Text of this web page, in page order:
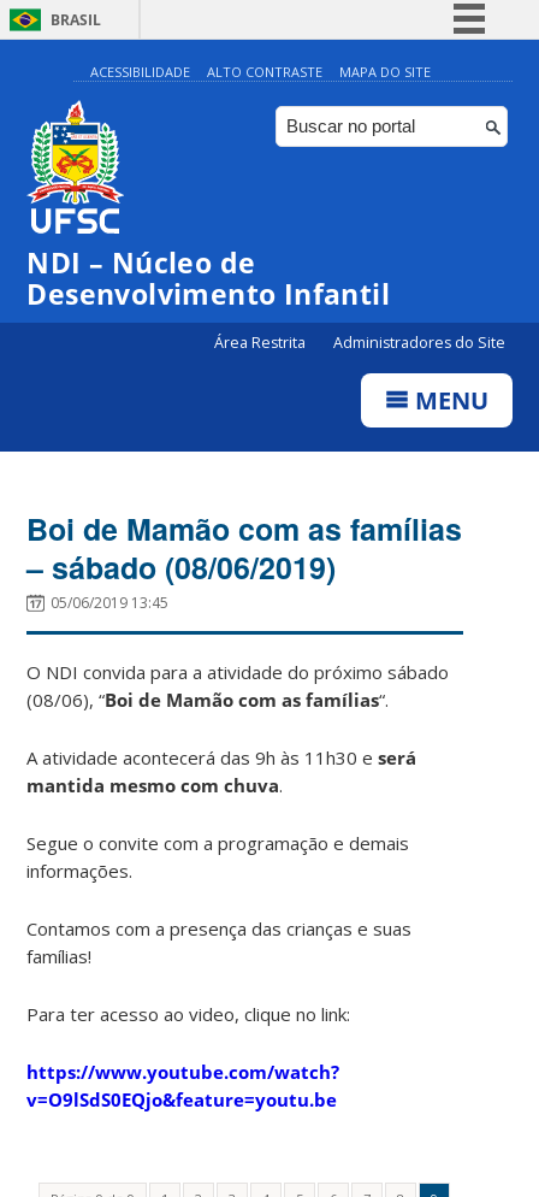
BRASIL
Simplifique!
Comunica BR
Participe
ACESSIBILIDADE ALTO CONTRASTE MAPA DO SITE
NDI – Núcleo de
Desenvolvimento Infantil
Área Restrita Administradores do Site
MENU
Boi de Mamão com as famílias
– sábado (08/06/2019)
05/06/2019 13:45
O NDI convida para a atividade do próximo sábado
(08/06), “Boi de Mamão com as famílias“.
A atividade acontecerá das 9h às 11h30 eserá
mantida mesmo com chuva.
Segue o convite com a programação e demais
informações.
Contamos com a presença das crianças e suas
famílias!
Para ter acesso ao video, clique no link:
https://www.youtube.com/watch?
v=O9lSdS0EQjo&feature=youtu.be